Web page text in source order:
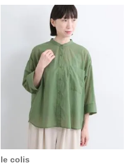
le colis